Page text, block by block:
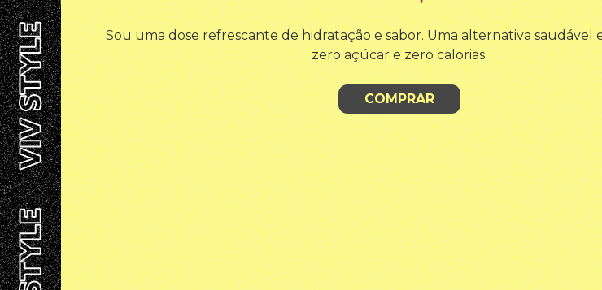
Sou uma dose refrescante de hidratação e sabor. Uma alternativa saudável
zero açúcar e zero calorias.
COMPRAR